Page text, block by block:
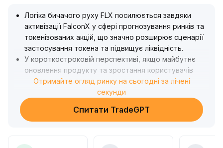
Логіка бичачого руху FLX посилюється завдяки
активізації FalconX у сфері прогнозування ринків та
токенізованих акцій, що значно розширює сценарії
застосування токена та підвищує ліквідність.
У короткостроковій перспективі, якщо майбутнє
оновлення продукту та зростання користувачів
будуть реалізовані, FLX має шанси прорватися
вище поточного діапазону консолідації та
націлитися на головний рівень опору (кількісний
орієнтир наведений у подальшому ціново-
Отримайте огляд ринку на сьогодні за лічені
секунди
Спитати TradeGPT